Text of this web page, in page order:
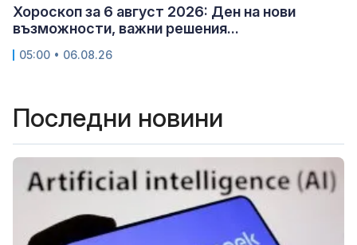
Хороскоп за 6 август 2026: Ден на нови
възможности, важни решения...
05:00 • 06.08.26
Последни новини